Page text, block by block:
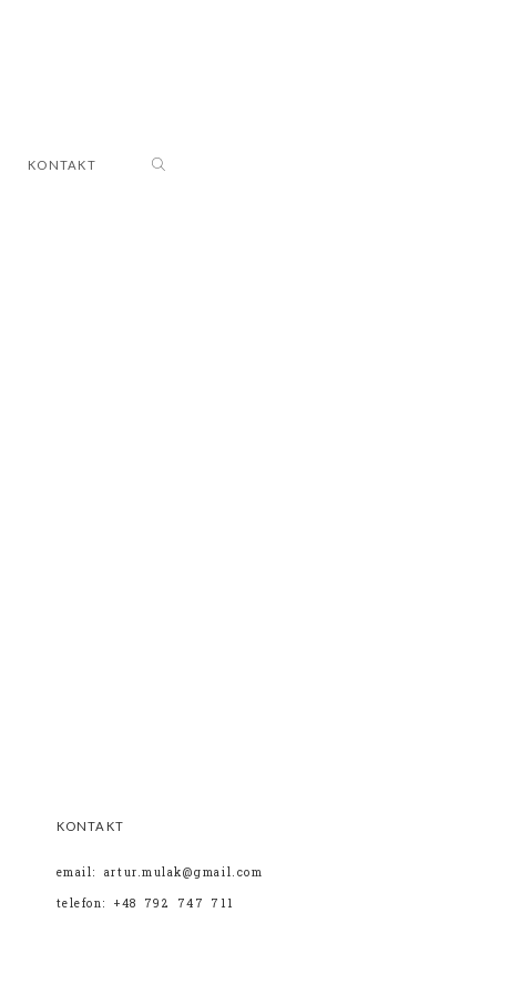
KONTAKT
KONTAKT
email: artur.mulak@gmail.com
telefon: +48 792 747 711